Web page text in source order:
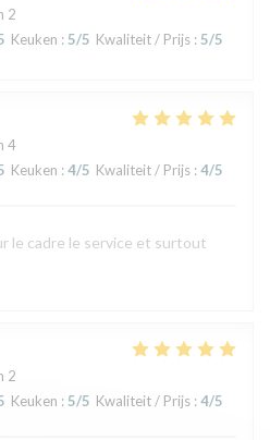
2
Keuken : 5/5 Kwaliteit / Prijs : 5/5
4
Keuken : 4/5 Kwaliteit / Prijs : 4/5
le cadre le service et surtout
2
Keuken : 5/5 Kwaliteit / Prijs : 4/5